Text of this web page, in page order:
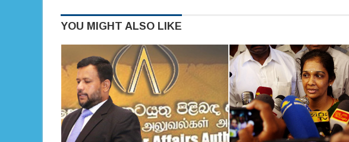
YOU MIGHT ALSO LIKE